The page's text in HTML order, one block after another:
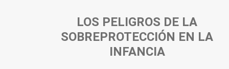
LOS PELIGROS DE LA
SOBREPROTECCIÓN EN LA
INFANCIA